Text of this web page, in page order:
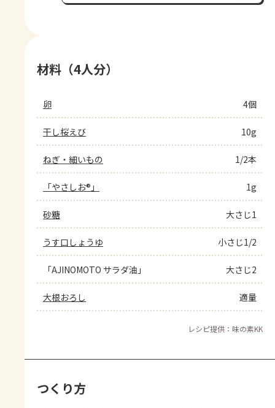
保存済み
材料（4人分）
卵 4個
干し桜えび 10g
ねぎ・細いもの 1/2本
「やさしお®」 1g
砂糖 大さじ1
うす口しょうゆ 小さじ1/2
「AJINOMOTO サラダ油」 大さじ2
大根おろし 適量
レシピ提供：味の素KK
つくり方